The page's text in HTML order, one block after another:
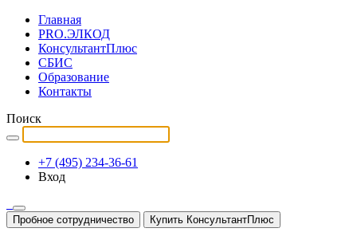
Главная
PRO.ЭЛКОД
КонсультантПлюс
СБИС
Образование
Контакты
Поиск
+7 (495) 234-36-61
Вход
Пробное сотрудничество Купить КонсультантПлюс